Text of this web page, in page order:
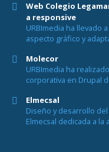
Web Colegio
a responsive
URBImedia ha llevado
aspecto gráfico y
Molecor
URBImedia ha
corporativa en Drupal
Elmecsal
Diseño y desarrollo
Elmecsal dedicada a la